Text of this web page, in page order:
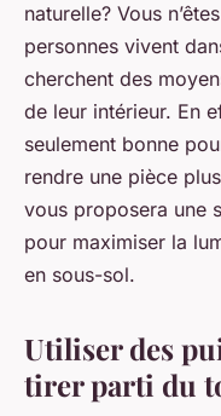
naturelle? Vous
personnes vivent
cherchent des
de leur intérieur. En
seulement bonne
rendre une pièce
vous proposera une
pour maximiser la
en sous-sol.
Utiliser des
tirer parti du